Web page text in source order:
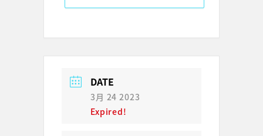
DATE
3月 24 2023
Expired!